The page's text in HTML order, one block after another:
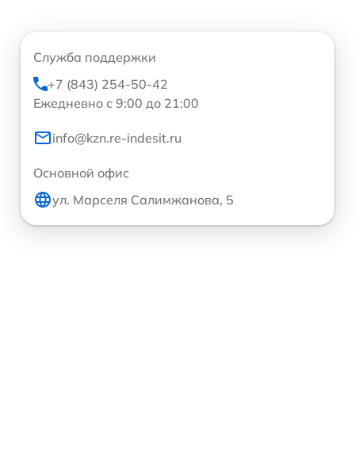
Служба поддержки
+7 (843) 254-50-42
Ежедневно с 9:00 до 21:00
info@kzn.re-indesit.ru
Основной офис
ул. Марселя Салимжанова, 5